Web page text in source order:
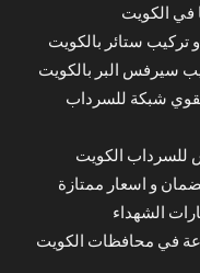
في الكويت
ستائر بالكويت
سيرفس البر بالكويت
شبكة للسرداب
الكويت
و اسعار ممتازة
الشهداء